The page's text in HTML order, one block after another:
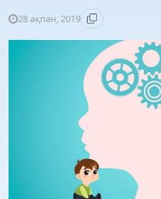
28 ақпан, 2019